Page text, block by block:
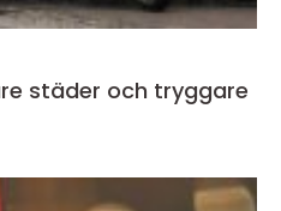
städer och tryggare